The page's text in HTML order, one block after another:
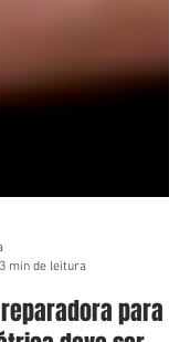
3 min de leitura